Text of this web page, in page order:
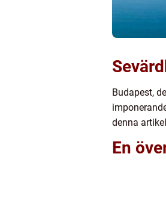
Budapest,
denna
En